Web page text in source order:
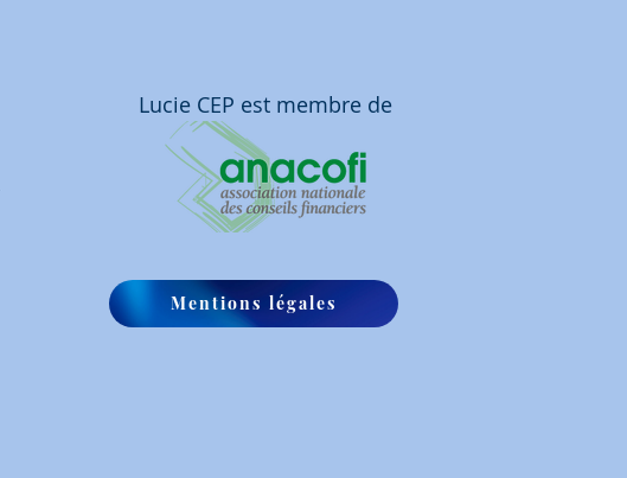
Lucie CEP est membre de
Mentions légales